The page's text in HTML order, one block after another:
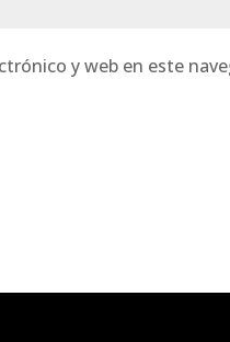
y web en este